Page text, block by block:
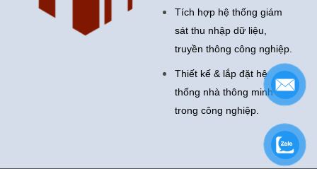
Tích hợp hệ thống giám
sát thu nhập dữ liệu,
truyền thông công nghiệp.
Thiết kế & lắp đặt hệ
thống nhà thông minh
trong công nghiệp.